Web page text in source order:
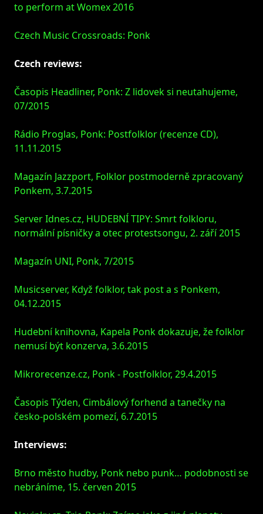
to perform at Womex 2016
Czech Music Crossroads: Ponk
Czech reviews:
Časopis Headliner, Ponk: Z lidovek si neutahujeme,
07/2015
Rádio Proglas, Ponk: Postfolklor (recenze CD),
11.11.2015
Magazín Jazzport, Folklor postmoderně zpracovaný
Ponkem, 3.7.2015
Server Idnes.cz, HUDEBNÍ TIPY: Smrt folkloru,
normální písničky a otec protestsongu, 2. září 2015
Magazín UNI, Ponk, 7/2015
Musicserver, Když folklor, tak post a s Ponkem,
04.12.2015
Hudební knihovna, Kapela Ponk dokazuje, že folklor
nemusí být konzerva, 3.6.2015
Mikrorecenze.cz, Ponk - Postfolklor, 29.4.2015
Časopis Týden, Cimbálový forhend a tanečky na
česko-polském pomezí, 6.7.2015
Interviews:
Brno město hudby, Ponk nebo punk… podobnosti se
nebráníme, 15. červen 2015